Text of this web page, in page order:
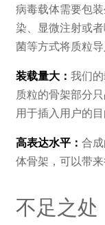
病毒载体需要包
染、显微注射或
菌等方式将质粒导
装载量大： 我们
质粒的骨架部分
用于插入用户的目
高表达水平： 合
体骨架，可以带来
不足之处